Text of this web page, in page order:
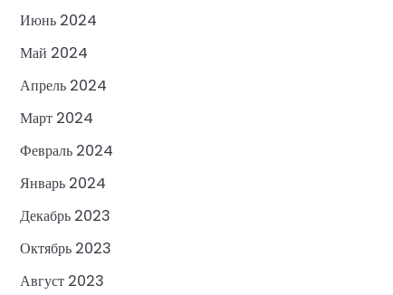
Июнь 2024
Май 2024
Апрель 2024
Март 2024
Февраль 2024
Январь 2024
Декабрь 2023
Октябрь 2023
Август 2023